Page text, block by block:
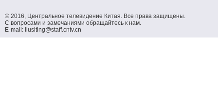
© 2016, Центральное телевидение Китая. Все права защищены.
С вопросами и замечаниями обращайтесь к нам.
E-mail: liusiting@staff.cntv.cn